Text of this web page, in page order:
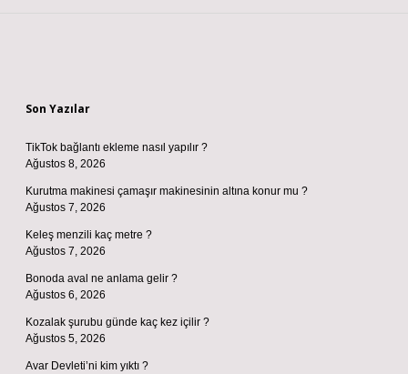
Son Yazılar
TikTok bağlantı ekleme nasıl yapılır ?
Ağustos 8, 2026
Kurutma makinesi çamaşır makinesinin altına konur mu ?
Ağustos 7, 2026
Keleş menzili kaç metre ?
Ağustos 7, 2026
Bonoda aval ne anlama gelir ?
Ağustos 6, 2026
Kozalak şurubu günde kaç kez içilir ?
Ağustos 5, 2026
Avar Devleti’ni kim yıktı ?